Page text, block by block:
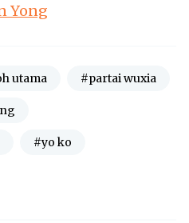
Yong
utama #partai wuxia
#yo ko